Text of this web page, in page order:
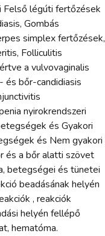
légúti fertőzések
Gombás
simplex fertőzések,
Folliculitis
a vulvovaginalis
és bőr-candidiasis
nyirokrendszeri
és Gyakori
és Nem gyakori
és a bőr alatti szövet
betegségei és tünetei
beadásának helyén
, reakciók
helyén fellépő
hematóma.